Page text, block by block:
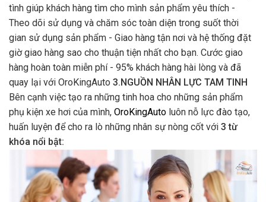
tình giúp khách hàng tìm cho mình sản phẩm yêu thích -
Theo dõi sử dụng và chăm sóc toàn diện trong suốt thời
gian sử dụng sản phẩm - Giao hàng tận nơi và hệ thống đặt
giờ giao hàng sao cho thuận tiện nhất cho bạn. Cước giao
hàng hoàn toàn miễn phí - 95% khách hàng hài lòng và đã
quay lại với OroKingAuto 3.NGUỒN NHÂN LỰC TAM TINH
Bên cạnh việc tạo ra những tinh hoa cho những sản phẩm
phụ kiện xe hơi của mình, OroKingAuto luôn nỗ lực đào tạo,
huấn luyện để cho ra lò những nhân sự nòng cốt với 3 từ
khóa nổi bật: